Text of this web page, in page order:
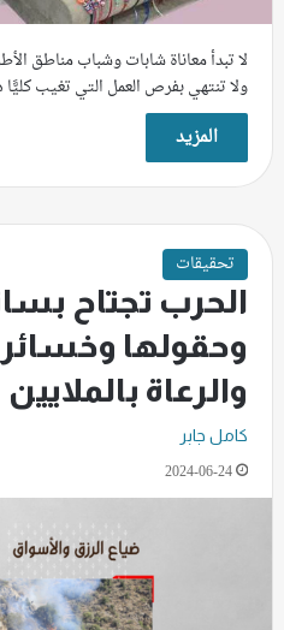
لا تبدأ معاناة شابات وشباب مناطق
ولا تنتهي بفرص العمل التي تغيب
المزيد
تحقيقات
الحرب تجتاح
وحقولها وخسائر
والرعاة بالملايين
كامل جابر
2024-06-24